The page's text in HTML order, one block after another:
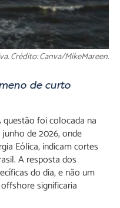
Crédito: Canva/MikeMareen.
de curto
foi colocada na
de 2026, onde
Eólica, indicam cortes
A resposta dos
do dia, e não um
significaria